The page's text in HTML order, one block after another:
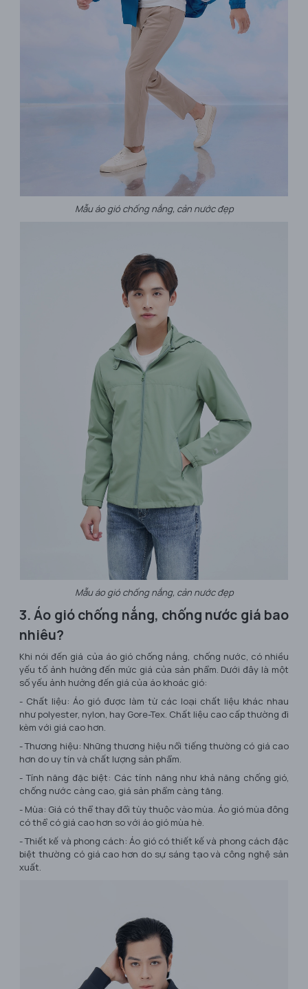
Mẫu áo gió chống nắng, cản nước đẹp
Mẫu áo gió chống nắng, cản nước đẹp
3. Áo gió chống nắng, chống nước giá bao
nhiêu?
Khi nói đến giá của áo gió chống nắng, chống nước, có nhiều
yếu tố ảnh hưởng đến mức giá của sản phẩm. Dưới đây là một
số yếu ảnh hưởng đến giá của áo khoác gió:
- Chất liệu: Áo gió được làm từ các loại chất liệu khác nhau
như polyester, nylon, hay Gore-Tex. Chất liệu cao cấp thường đi
kèm với giá cao hơn.
- Thương hiệu: Những thương hiệu nổi tiếng thường có giá cao
hơn do uy tín và chất lượng sản phẩm.
- Tính năng đặc biệt: Các tính năng như khả năng chống gió,
chống nước càng cao, giá sản phẩm càng tăng.
- Mùa: Giá có thể thay đổi tùy thuộc vào mùa. Áo gió mùa đông
có thể có giá cao hơn so với áo gió mùa hè.
- Thiết kế và phong cách: Áo gió có thiết kế và phong cách đặc
biệt thường có giá cao hơn do sự sáng tạo và công nghệ sản
xuất.